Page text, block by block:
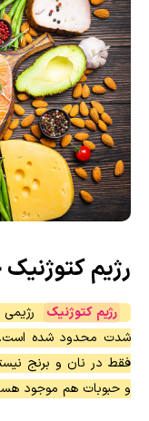
رژیم
رژیم کتوژنیک
شدت محدود شده است.
فقط در نان و برنج
و حبوبات هم موجود